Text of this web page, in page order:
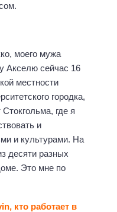
моего мужа
Акселю сейчас 16
местности
городка,
где я
и
и культурами. На
десяти разных
Это мне по
кто работает в